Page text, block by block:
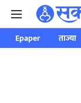
Epaper ताज्या